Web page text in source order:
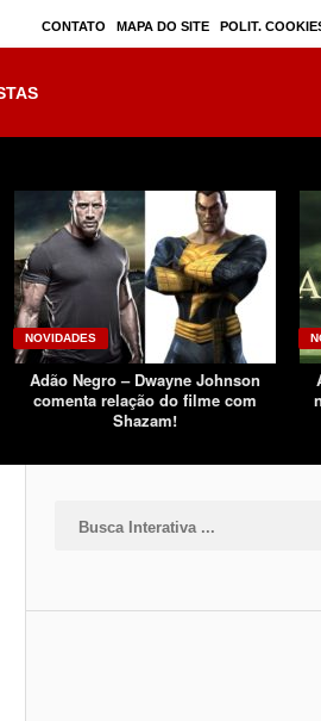
mas no ... Mulan –
CONTATO MAPA DO SITE POLIT.
NOVIDADES
Adão Negro – Dwayne Johnson
comenta relação do filme com
Shazam!